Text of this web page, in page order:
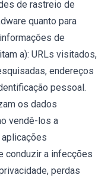
de rastreio de
quanto para
de
a): URLs visitados,
endereços
pessoal.
os dados
vendê-los a
conduzir a infecções
perdas